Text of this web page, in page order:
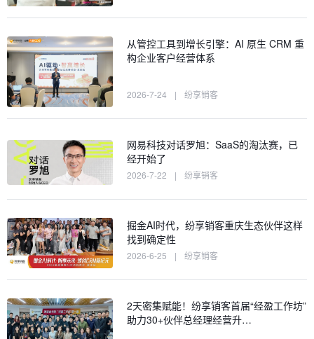
从管控工具到增长引擎：AI 原生 CRM 重
构企业客户经营体系
2026-7-24 | 纷享销客
网易科技对话罗旭：SaaS的淘汰赛，已
经开始了
2026-7-22 | 纷享销客
掘金AI时代，纷享销客重庆生态伙伴这样
找到确定性
2026-6-25 | 纷享销客
2天密集赋能！纷享销客首届“经盈工作坊”
助力30+伙伴总经理经营升…